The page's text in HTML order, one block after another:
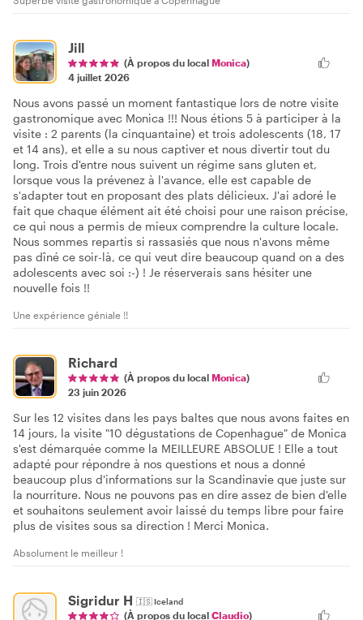
Jill
(À propos du local Monica)
4 juillet 2026
Nous avons passé un moment fantastique lors de notre visite
gastronomique avec Monica !!! Nous étions 5 à participer à la
visite : 2 parents (la cinquantaine) et trois adolescents (18, 17
et 14 ans), et elle a su nous captiver et nous divertir tout du
long. Trois d'entre nous suivent un régime sans gluten et,
lorsque vous la prévenez à l'avance, elle est capable de
s'adapter tout en proposant des plats délicieux. J'ai adoré le
fait que chaque élément ait été choisi pour une raison précise,
ce qui nous a permis de mieux comprendre la culture locale.
Nous sommes repartis si rassasiés que nous n'avons même
pas dîné ce soir-là, ce qui veut dire beaucoup quand on a des
adolescents avec soi :-) ! Je réserverais sans hésiter une
nouvelle fois !!
Une expérience géniale !!
Richard
(À propos du local Monica)
23 juin 2026
Sur les 12 visites dans les pays baltes que nous avons faites en
14 jours, la visite "10 dégustations de Copenhague" de Monica
s'est démarquée comme la MEILLEURE ABSOLUE ! Elle a tout
adapté pour répondre à nos questions et nous a donné
beaucoup plus d'informations sur la Scandinavie que juste sur
la nourriture. Nous ne pouvons pas en dire assez de bien d'elle
et souhaitons seulement avoir laissé du temps libre pour faire
plus de visites sous sa direction ! Merci Monica.
Absolument le meilleur !
Sigridur H 🇮🇸Iceland
(À propos du local Claudio)